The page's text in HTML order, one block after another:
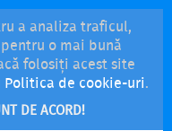
a analiza traficul,
o mai bună
folosiți acest site
Politica de cookie-uri.
DE ACORD!
MENU